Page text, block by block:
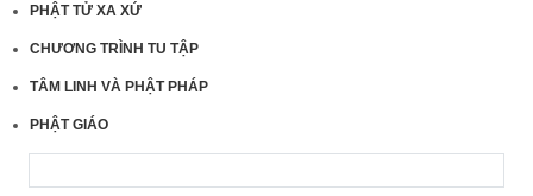
PHẬT TỬ XA XỨ
CHƯƠNG TRÌNH TU TẬP
TÂM LINH VÀ PHẬT PHÁP
PHẬT GIÁO